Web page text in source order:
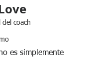
del coach
es simplemente